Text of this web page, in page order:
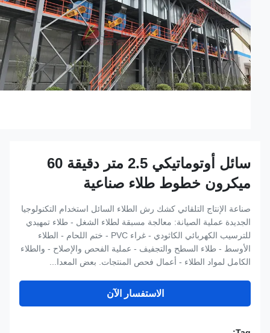
سائل أوتوماتيكي 2.5 متر دقيقة 60
ميكرون خطوط طلاء صناعية
صناعة الإنتاج التلقائي كشك رش الطلاء السائل استخدام التكنولوجيا
الجديدة عملية الصيانة: معالجة مسبقة لطلاء الشغل - طلاء تمهيدي
للترسيب الكهربائي الكاثودي - غراء PVC - ختم اللحام - الطلاء
الأوسط - طلاء السطح والتجفيف - عملية الفحص والإصلاح - والطلاء
الكامل لمواد الطلاء - أعمال فحص المنتجات. بعض المعدا...
الاستفسار الآن